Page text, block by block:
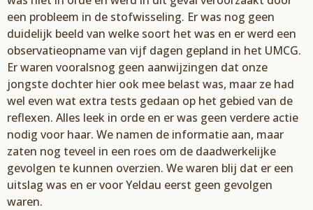
een probleem in de stofwisseling. Er was nog geen
duidelijk beeld van welke soort het was en er werd een
observatieopname van vijf dagen gepland in het UMCG.
Er waren vooralsnog geen aanwijzingen dat onze
jongste dochter hier ook mee belast was, maar ze had
wel even wat extra tests gedaan op het gebied van de
reflexen. Alles leek in orde en er was geen verdere actie
nodig voor haar. We namen de informatie aan, maar
zaten nog teveel in een roes om de daadwerkelijke
gevolgen te kunnen overzien. Wewaren blij dat er een
uitslag was en er voorYeldau eerst geen gevolgen
waren.